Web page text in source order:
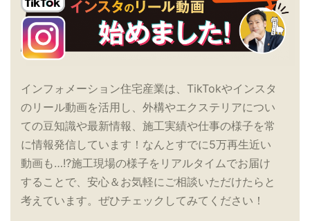
インフォメーション住宅産業は、TikTokやインスタ
のリール動画を活用し、外構やエクステリアについ
ての豆知識や最新情報、施工実績や仕事の様子を常
に情報発信しています！なんとすでに5万再生近い
動画も…!?施工現場の様子をリアルタイムでお届け
することで、安心＆お気軽にご相談いただけたらと
考えています。ぜひチェックしてみてください！